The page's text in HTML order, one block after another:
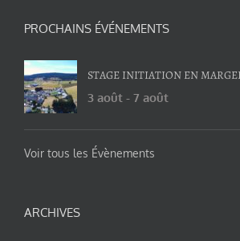
PROCHAINS ÉVÉNEMENTS
STAGE INITIATION EN
3 août - 7 août
Voir tous les Évènements
ARCHIVES